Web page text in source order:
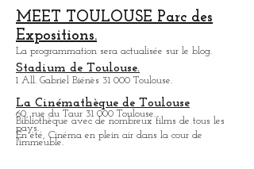
1 Place Laganne 31 300 Toulouse.
Expositions de photographie.
Ouvert tous les jours sauf le lundi de 13h à 19h.
MEET TOULOUSE Parc des
Expositions.
Stadium de Toulouse.
1 All. Gabriel Biénès 31 000 Toulouse.
La Cinémathèque de Toulouse